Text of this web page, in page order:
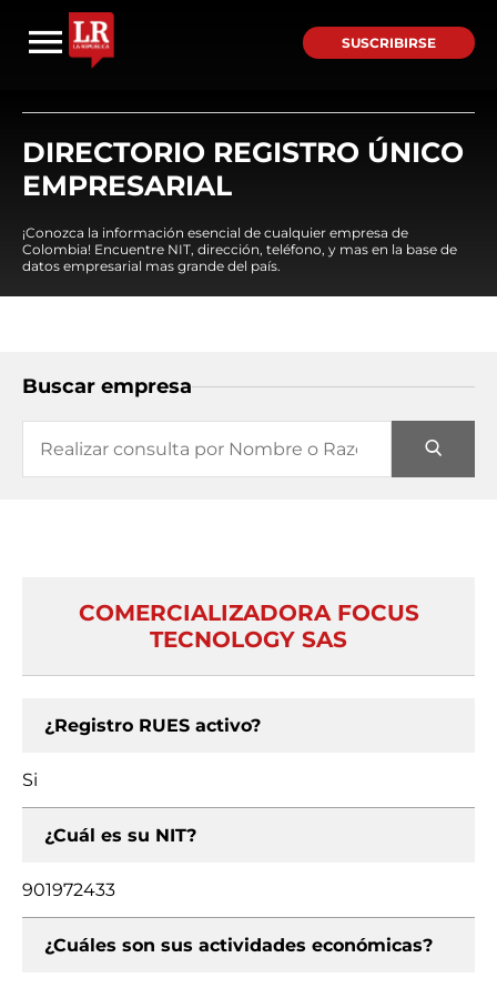
SUSCRIBIRSE
DIRECTORIO REGISTRO ÚNICO
EMPRESARIAL
¡Conozca la información esencial de cualquier empresa de
Colombia! Encuentre NIT, dirección, teléfono, y mas en la base de
datos empresarial mas grande del país.
Buscar empresa
COMERCIALIZADORA FOCUS
TECNOLOGY SAS
¿Registro RUES activo?
Si
¿Cuál es su NIT?
901972433
¿Cuáles son sus actividades económicas?